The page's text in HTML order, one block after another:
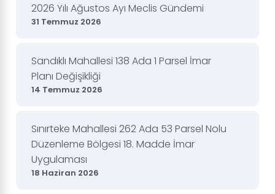
2026 Yılı Ağustos Ayı Meclis Gündemi
31 Temmuz 2026
Sandıklı Mahallesi 138 Ada 1 Parsel İmar
Planı Değişikliği
14 Temmuz 2026
Sınırteke Mahallesi 262 Ada 53 Parsel Nolu
Düzenleme Bölgesi 18. Madde İmar
Uygulaması
18 Haziran 2026